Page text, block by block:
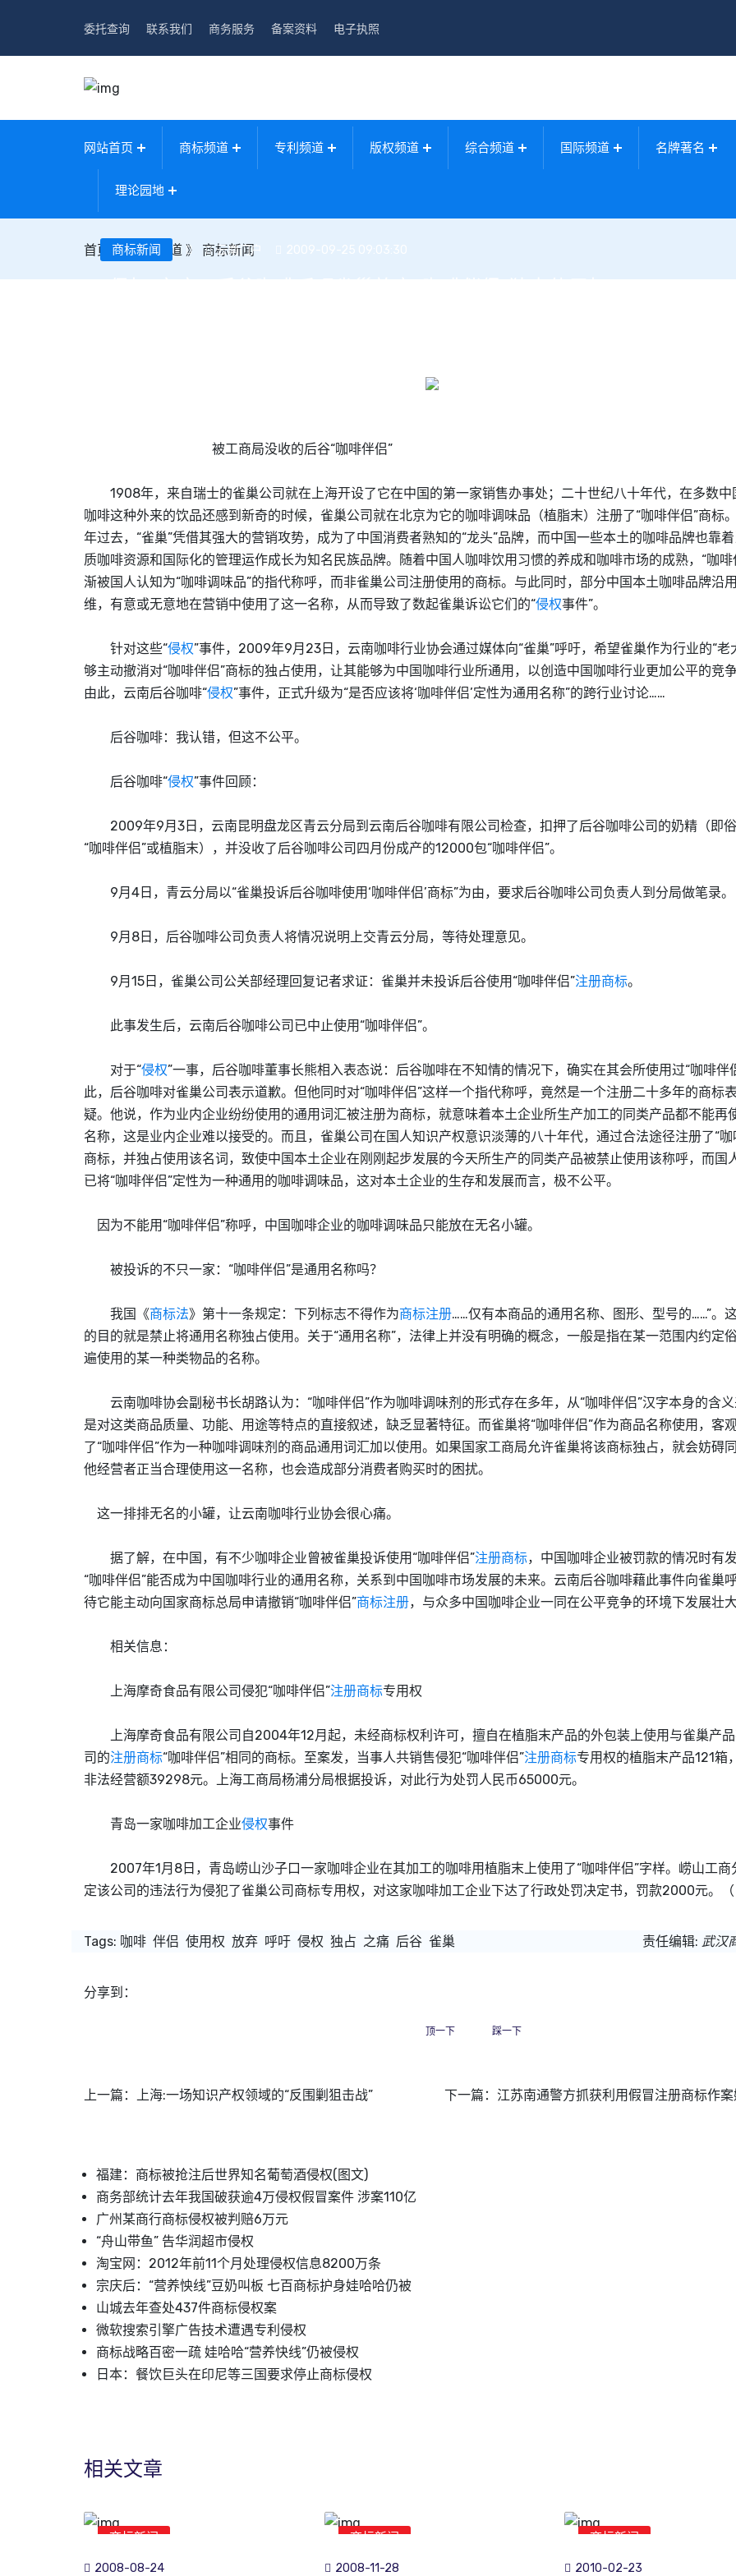
委托查询 联系我们 商务服务 备案资料 电子执照
网站首页 商标频道 专利频道 版权频道 综合频道 国际频道 名牌著名
理论园地
首页 》商标频道 》 商标新闻
商标新闻 云南门户 2009-09-25 09:03:30
被工商局没收的后谷“咖啡伴侣”
1908年，来自瑞士的雀巢公司就在上海开设了它在中国的第一家销售办事处；二十世纪八十年代，在多数中
咖啡这种外来的饮品还感到新奇的时候，雀巢公司就在北京为它的咖啡调味品（植脂末）注册了“咖啡伴侣”商标
年过去，“雀巢”凭借其强大的营销攻势，成为了中国消费者熟知的“龙头”品牌，而中国一些本土的咖啡品牌也靠
质咖啡资源和国际化的管理运作成长为知名民族品牌。随着中国人咖啡饮用习惯的养成和咖啡市场的成熟，“咖啡
渐被国人认知为“咖啡调味品”的指代称呼，而非雀巢公司注册使用的商标。与此同时，部分中国本土咖啡品牌沿
维，有意或无意地在营销中使用了这一名称，从而导致了数起雀巢诉讼它们的“侵权事件”。
针对这些“侵权”事件，2009年9月23日，云南咖啡行业协会通过媒体向“雀巢”呼吁，希望雀巢作为行业的“老
够主动撤消对“咖啡伴侣”商标的独占使用，让其能够为中国咖啡行业所通用，以创造中国咖啡行业更加公平的竞争
由此，云南后谷咖啡“侵权”事件，正式升级为“是否应该将‘咖啡伴侣’定性为通用名称”的跨行业讨论……
后谷咖啡：我认错，但这不公平。
后谷咖啡“侵权”事件回顾：
2009年9月3日，云南昆明盘龙区青云分局到云南后谷咖啡有限公司检查，扣押了后谷咖啡公司的奶精（即
“咖啡伴侣”或植脂末），并没收了后谷咖啡公司四月份成产的12000包“咖啡伴侣”。
9月4日，青云分局以“雀巢投诉后谷咖啡使用‘咖啡伴侣’商标”为由，要求后谷咖啡公司负责人到分局做笔录。
9月8日，后谷咖啡公司负责人将情况说明上交青云分局，等待处理意见。
9月15日，雀巢公司公关部经理回复记者求证：雀巢并未投诉后谷使用“咖啡伴侣”注册商标。
此事发生后，云南后谷咖啡公司已中止使用“咖啡伴侣”。
对于“侵权”一事，后谷咖啡董事长熊相入表态说：后谷咖啡在不知情的情况下，确实在其会所使用过“咖啡伴
此，后谷咖啡对雀巢公司表示道歉。但他同时对“咖啡伴侣”这样一个指代称呼，竟然是一个注册二十多年的商标
疑。他说，作为业内企业纷纷使用的通用词汇被注册为商标，就意味着本土企业所生产加工的同类产品都不能再
名称，这是业内企业难以接受的。而且，雀巢公司在国人知识产权意识淡薄的八十年代，通过合法途径注册了“咖
商标，并独占使用该名词，致使中国本土企业在刚刚起步发展的今天所生产的同类产品被禁止使用该称呼，而国
已将“咖啡伴侣”定性为一种通用的咖啡调味品，这对本土企业的生存和发展而言，极不公平。
因为不能用“咖啡伴侣”称呼，中国咖啡企业的咖啡调味品只能放在无名小罐。
被投诉的不只一家：“咖啡伴侣”是通用名称吗？
我国《商标法》第十一条规定：下列标志不得作为商标注册……仅有本商品的通用名称、图形、型号的……”。
的目的就是禁止将通用名称独占使用。关于“通用名称”，法律上并没有明确的概念，一般是指在某一范围内约定
遍使用的某一种类物品的名称。
云南咖啡协会副秘书长胡路认为：“咖啡伴侣”作为咖啡调味剂的形式存在多年，从“咖啡伴侣”汉字本身的含义
是对这类商品质量、功能、用途等特点的直接叙述，缺乏显著特征。而雀巢将“咖啡伴侣”作为商品名称使用，客
了“咖啡伴侣”作为一种咖啡调味剂的商品通用词汇加以使用。如果国家工商局允许雀巢将该商标独占，就会妨碍
他经营者正当合理使用这一名称，也会造成部分消费者购买时的困扰。
这一排排无名的小罐，让云南咖啡行业协会很心痛。
据了解，在中国，有不少咖啡企业曾被雀巢投诉使用“咖啡伴侣”注册商标，中国咖啡企业被罚款的情况时有发
“咖啡伴侣”能否成为中国咖啡行业的通用名称，关系到中国咖啡市场发展的未来。云南后谷咖啡藉此事件向雀巢
待它能主动向国家商标总局申请撤销“咖啡伴侣”商标注册，与众多中国咖啡企业一同在公平竞争的环境下发展壮大
相关信息：
上海摩奇食品有限公司侵犯“咖啡伴侣”注册商标专用权
上海摩奇食品有限公司自2004年12月起，未经商标权利许可，擅自在植脂末产品的外包装上使用与雀巢产
司的注册商标“咖啡伴侣”相同的商标。至案发，当事人共销售侵犯“咖啡伴侣”注册商标专用权的植脂末产品121箱
非法经营额39298元。上海工商局杨浦分局根据投诉，对此行为处罚人民币65000元。
青岛一家咖啡加工企业侵权事件
2007年1月8日，青岛崂山沙子口一家咖啡企业在其加工的咖啡用植脂末上使用了“咖啡伴侣”字样。崂山工商
定该公司的违法行为侵犯了雀巢公司商标专用权，对这家咖啡加工企业下达了行政处罚决定书，罚款2000元。（
Tags: 咖啡 伴侣 使用权 放弃 呼吁 侵权 独占 之痛 后谷 雀巢 责任编辑: 武汉
分享到：
顶一下 踩一下
上一篇： 上海:一场知识产权领域的“反围剿狙击战” 下一篇： 江苏南通警方抓获利用假冒注册商标作
福建：商标被抢注后世界知名葡萄酒侵权(图文)
商务部统计去年我国破获逾4万侵权假冒案件 涉案110亿
广州某商行商标侵权被判赔6万元
“舟山带鱼” 告华润超市侵权
淘宝网：2012年前11个月处理侵权信息8200万条
宗庆后：“营养怏线”豆奶叫板 七百商标护身娃哈哈仍被
山城去年查处437件商标侵权案
微软搜索引擎广告技术遭遇专利侵权
商标战略百密一疏 娃哈哈“营养快线”仍被侵权
日本：餐饮巨头在印尼等三国要求停止商标侵权
相关文章
商标新闻
2008-08-24
商标新闻
2008-11-28
商标新闻
2010-02-23